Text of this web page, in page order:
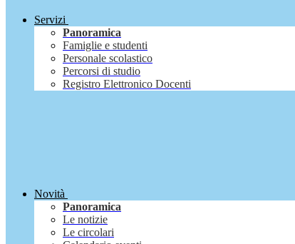
Servizi
Panoramica
Famiglie e studenti
Personale scolastico
Percorsi di studio
Registro Elettronico Docenti
Novità
Panoramica
Le notizie
Le circolari